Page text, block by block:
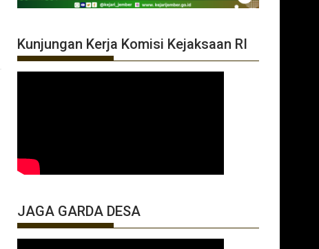
Kunjungan Kerja Komisi Kejaksaan RI
JAGA GARDA DESA